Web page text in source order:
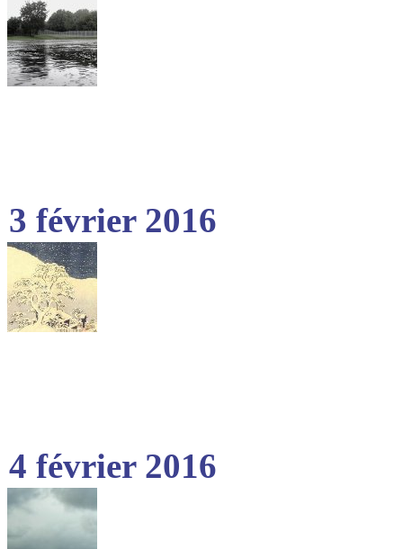
3 février 2016
4 février 2016